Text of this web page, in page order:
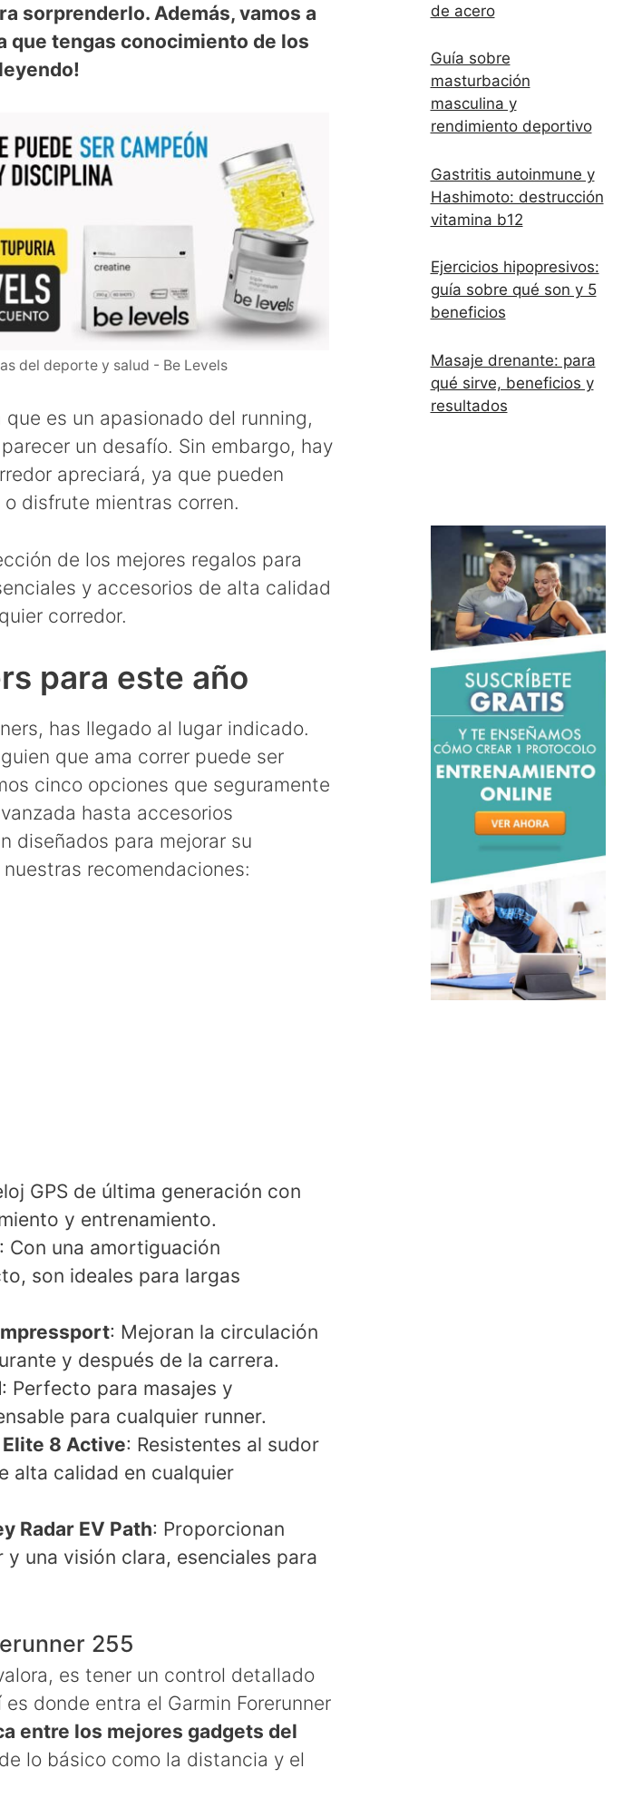
sorprenderlo. Además, vamos a
que tengas conocimiento de los
del deporte y salud - Be Levels
es un apasionado del running,
un desafío. Sin embargo, hay
apreciará, ya que pueden
disfrute mientras corren.
de los mejores regalos para
y accesorios de alta calidad
corredor.
para este año
has llegado al lugar indicado.
que ama correr puede ser
cinco opciones que seguramente
hasta accesorios
diseñados para mejorar su
recomendaciones:
GPS de última generación con
y entrenamiento.
: Con una amortiguación
son ideales para largas
: Mejoran la circulación
y después de la carrera.
: Perfecto para masajes y
para cualquier runner.
8 Active: Resistentes al sudor
alta calidad en cualquier
Radar EV Path: Proporcionan
una visión clara, esenciales para
255
es tener un control detallado
donde entra el Garmin Forerunner
entre los mejores gadgets del
lo básico como la distancia y el
de acero
Guía sobre
masturbación
masculina y
rendimiento deportivo
Gastritis autoinmune y
Hashimoto: destrucción
vitamina b12
Ejercicios hipopresivos:
guía sobre qué son y 5
beneficios
Masaje drenante: para
qué sirve, beneficios y
resultados